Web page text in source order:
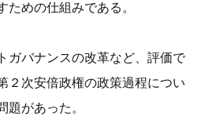
ための仕組みである。
ガバナンスの改革など、評価で
２次安倍政権の政策過程につい
題があった。